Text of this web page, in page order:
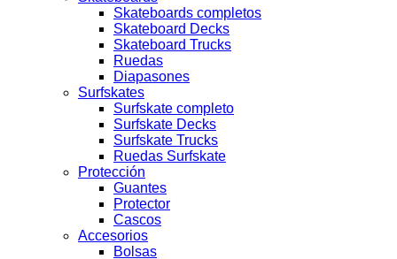
Skateboards completos
Skateboard Decks
Skateboard Trucks
Ruedas
Diapasones
Surfskates
Surfskate completo
Surfskate Decks
Surfskate Trucks
Ruedas Surfskate
Protección
Guantes
Protector
Cascos
Accesorios
Bolsas